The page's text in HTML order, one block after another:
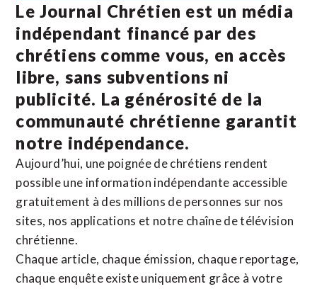
Le Journal Chrétien est un média
indépendant financé par des
chrétiens comme vous, en accès
libre, sans subventions ni
publicité. La générosité de la
communauté chrétienne garantit
notre indépendance.
Aujourd’hui, une poignée de chrétiens rendent
possible une information indépendante accessible
gratuitement à des millions de personnes sur nos
sites, nos applications et notre chaîne de télévision
chrétienne.
Chaque article, chaque émission, chaque reportage,
chaque enquête existe uniquement grâce à votre